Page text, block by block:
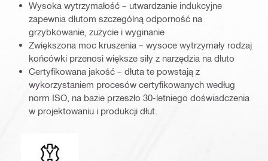
Wysoka wytrzymałość – utwardzanie indukcyjne
zapewnia dłutom szczególną odporność na
grzybkowanie, zużycie i wyginanie
Zwiększona moc kruszenia – wysoce wytrzymały rodzaj
końcówki przenosi większe siły z narzędzia na dłuto
Certyfikowana jakość – dłuta te powstają z
wykorzystaniem procesów certyfikowanych według
norm ISO, na bazie przeszło 30-letniego doświadczenia
w projektowaniu i produkcji dłut.
Końcówki mocujące